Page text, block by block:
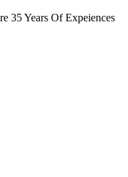
35 Years Of Expeiences